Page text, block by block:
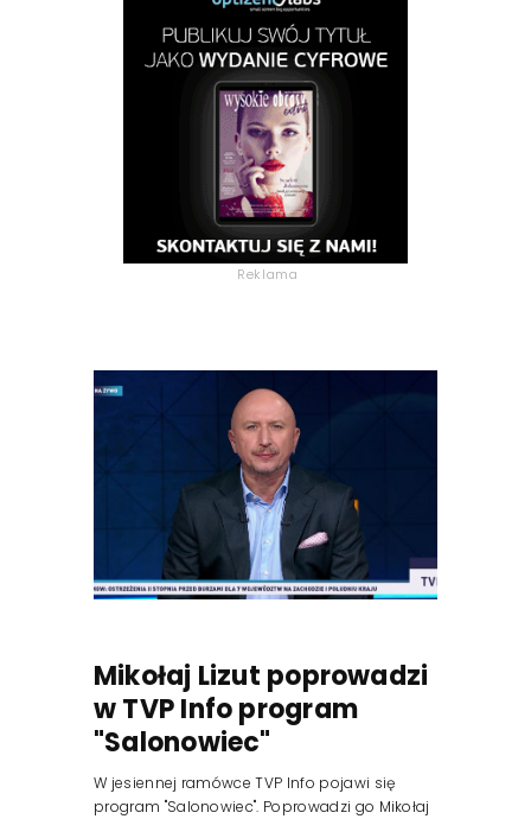
Reklama
Mikołaj Lizut poprowadzi
w TVP Info program
"Salonowiec"
W jesiennej ramówce TVP Info pojawi się
program "Salonowiec". Poprowadzi go Mikołaj